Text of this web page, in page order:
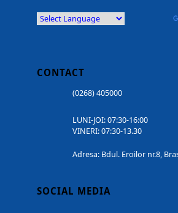
CONTACT
(0268) 405000
LUNI-JOI: 07:30-16:00
VINERI: 07:30-13.30
Adresa: Bdul. Eroilor nr.8,
SOCIAL MEDIA